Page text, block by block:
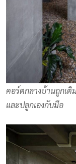
คอร์ตกลางบ้านถูกเ
และปลูกเองกับมือ